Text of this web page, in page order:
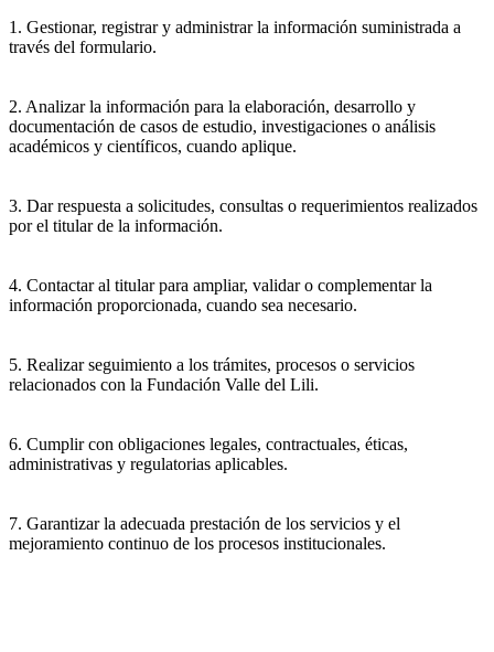
1. Gestionar, registrar y administrar la información suministrada a
través del formulario.
2. Analizar la información para la elaboración, desarrollo y
documentación de casos de estudio, investigaciones o análisis
académicos y científicos, cuando aplique.
3. Dar respuesta a solicitudes, consultas o requerimientos realizados
por el titular de la información.
4. Contactar al titular para ampliar, validar o complementar la
información proporcionada, cuando sea necesario.
5. Realizar seguimiento a los trámites, procesos o servicios
relacionados con la Fundación Valle del Lili.
6. Cumplir con obligaciones legales, contractuales, éticas,
administrativas y regulatorias aplicables.
7. Garantizar la adecuada prestación de los servicios y el
mejoramiento continuo de los procesos institucionales.